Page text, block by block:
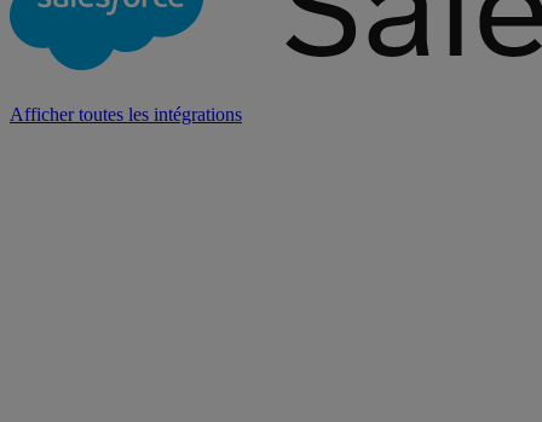
Afficher toutes les intégrations